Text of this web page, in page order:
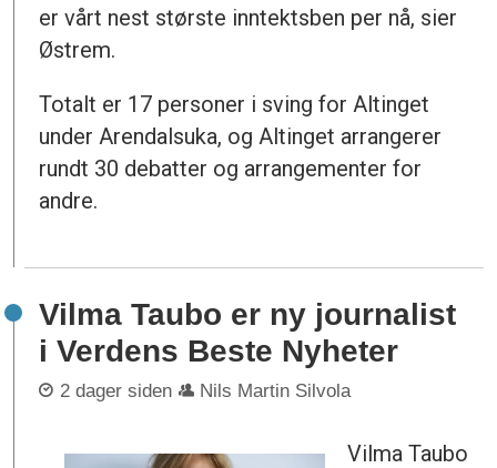
er vårt nest største inntektsben per nå, sier
Østrem.
Totalt er 17 personer i sving for Altinget
under Arendalsuka, og Altinget arrangerer
rundt 30 debatter og arrangementer for
andre.
Vilma Taubo er ny journalist
i Verdens Beste Nyheter
2 dager siden Nils Martin Silvola
Vilma Taubo